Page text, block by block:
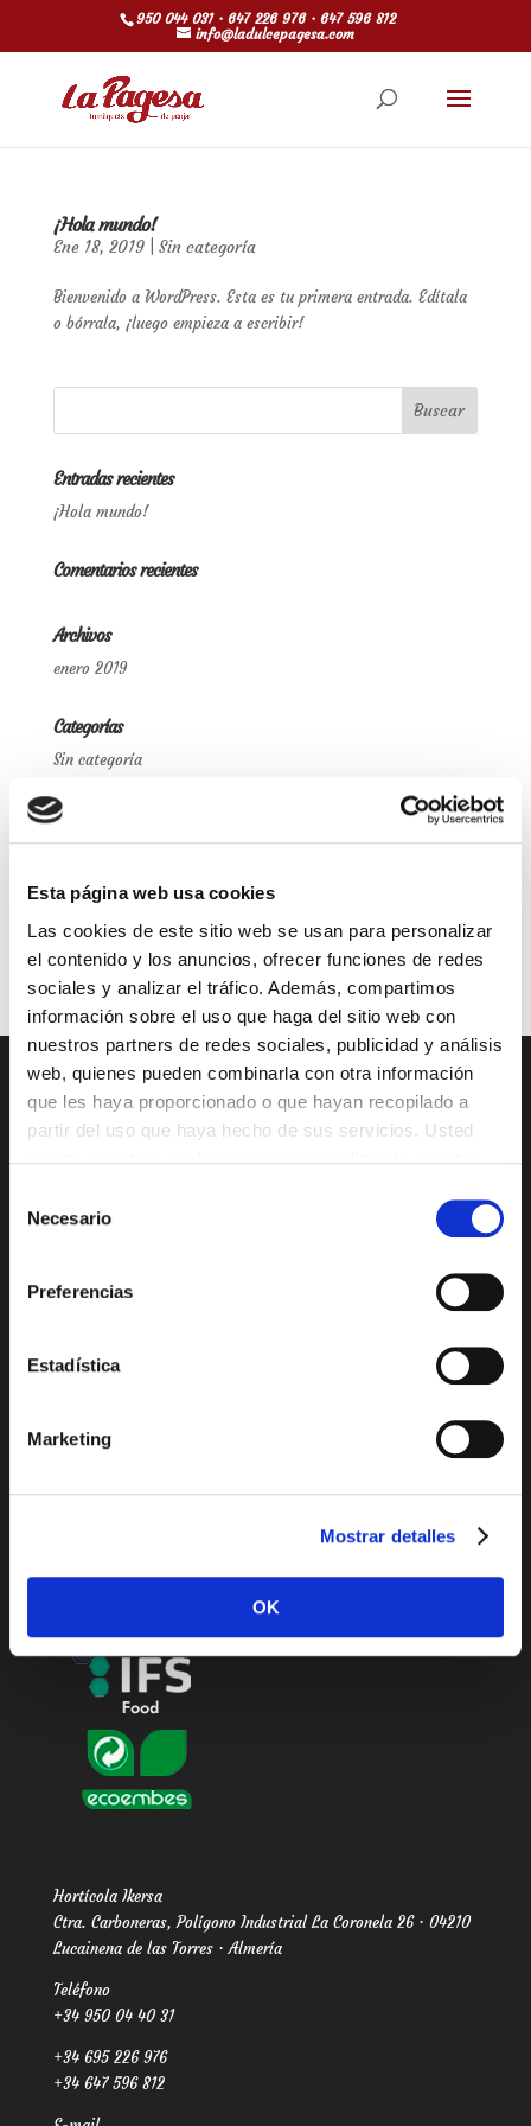
Esta página web usa cookies
Las cookies de este sitio web se usan para personalizar
el contenido y los anuncios, ofrecer funciones de redes
sociales y analizar el tráfico. Además, compartimos
información sobre el uso que haga del sitio web con
nuestros partners de redes sociales, publicidad y análisis
web, quienes pueden combinarla con otra información
que les haya proporcionado o que hayan recopilado a
partir del uso que haya hecho de sus servicios. Usted
Necesario
Preferencias
Estadística
Marketing
Mostrar detalles
OK
950 044 031 · 647 226 976 · 647 596 812
info@ladulcepagesa.com
¡Hola mundo!
Ene 18, 2019| Sin categoría
Bienvenido a WordPress. Esta es tu primera entrada. Edítala
o bórrala, ¡luego empieza a escribir!
Entradas recientes
¡Hola mundo!
Comentarios recientes
Archivos
enero 2019
Categorías
Sin categoría
Meta
Feed de entradas
WordPress.org
Hortícola Ikersa
Ctra. Carboneras, Polígono Industrial La Coronela 26 · 04210
Lucainena de las Torres · Almería
Teléfono
+34 950 04 40 31
+34 695 226 976
+34 647 596 812